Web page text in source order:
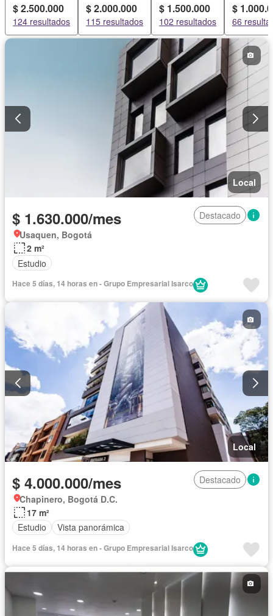
$ 2.500.000
124 resultados
$ 2.000.000
115 resultados
$ 1.500.000
102 resultados
$
66
Local
$ 1.630.000/mes
Destacado
Usaquen, Bogotá
2 m²
Estudio
Hace 5 días, 14 horas en - Grupo Empresarial Isarco
Local
$ 4.000.000/mes
Destacado
Chapinero, Bogotá D.C.
17 m²
Estudio
Vista panorámica
Hace 5 días, 14 horas en - Grupo Empresarial Isarco